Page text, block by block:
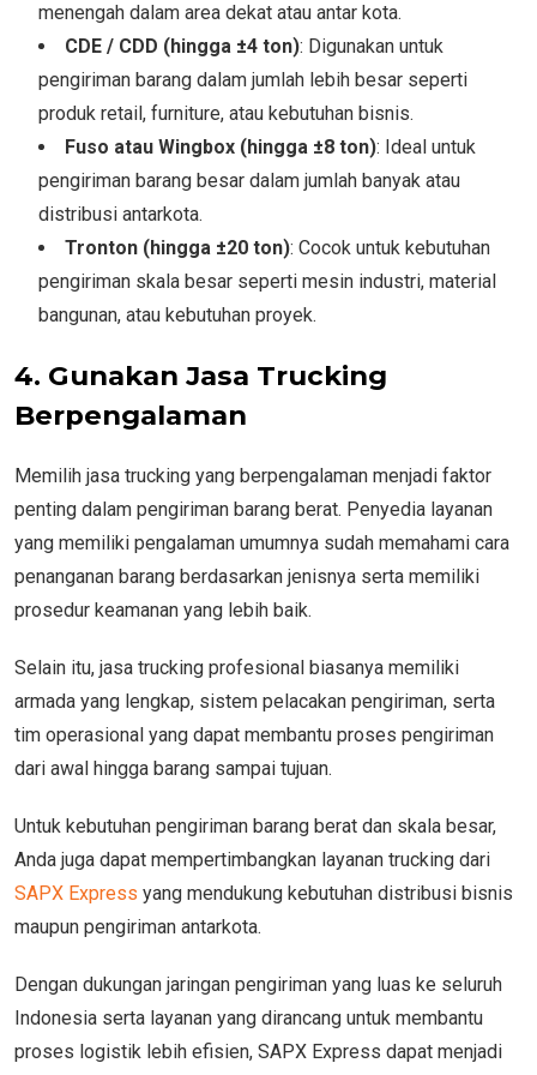
menengah dalam area dekat atau antar kota.
CDE / CDD (hingga ±4 ton): Digunakan untuk
pengiriman barang dalam jumlah lebih besar seperti
produk retail, furniture, atau kebutuhan bisnis.
Fuso atau Wingbox (hingga ±8 ton): Ideal untuk
pengiriman barang besar dalam jumlah banyak atau
distribusi antarkota.
Tronton (hingga ±20 ton): Cocok untuk kebutuhan
pengiriman skala besar seperti mesin industri, material
bangunan, atau kebutuhan proyek.
4. Gunakan Jasa Trucking
Berpengalaman
Memilih jasa trucking yang berpengalaman menjadi faktor
penting dalam pengiriman barang berat. Penyedia layanan
yang memiliki pengalaman umumnya sudah memahami cara
penanganan barang berdasarkan jenisnya serta memiliki
prosedur keamanan yang lebih baik.
Selain itu, jasa trucking profesional biasanya memiliki
armada yang lengkap, sistem pelacakan pengiriman, serta
tim operasional yang dapat membantu proses pengiriman
dari awal hingga barang sampai tujuan.
Untuk kebutuhan pengiriman barang berat dan skala besar,
Anda juga dapat mempertimbangkan layanan trucking dari
SAPX Express yang mendukung kebutuhan distribusi bisnis
maupun pengiriman antarkota.
Dengan dukungan jaringan pengiriman yang luas ke seluruh
Indonesia serta layanan yang dirancang untuk membantu
proses logistik lebih efisien, SAPX Express dapat menjadi